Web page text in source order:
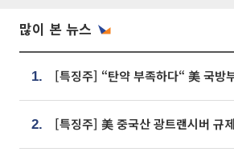
많이 본 뉴스
1.
2.